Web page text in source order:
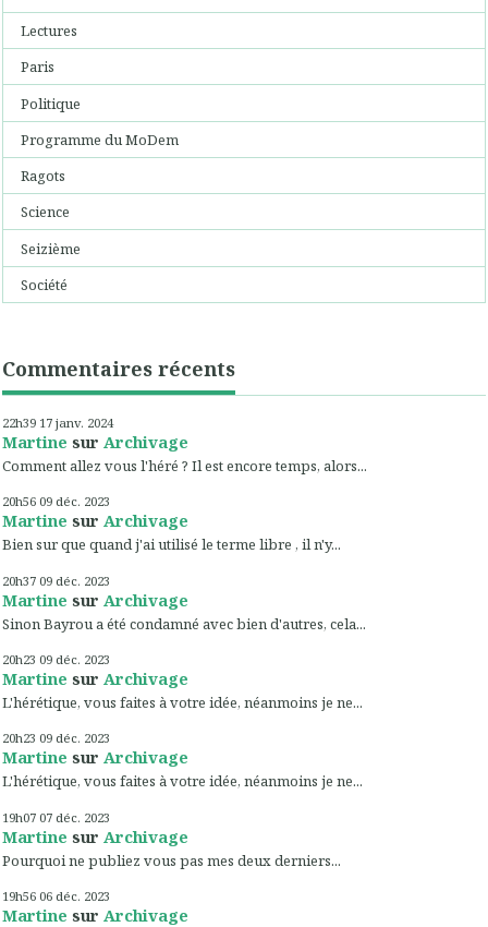
Lectures
Paris
Politique
Programme du MoDem
Ragots
Science
Seizième
Société
Commentaires récents
22h39 17 janv. 2024
Martine sur Archivage
Comment allez vous l'héré ? Il est encore temps, alors...
20h56 09 déc. 2023
Martine sur Archivage
Bien sur que quand j'ai utilisé le terme libre , il n'y...
20h37 09 déc. 2023
Martine sur Archivage
Sinon Bayrou a été condamné avec bien d'autres, cela...
20h23 09 déc. 2023
Martine sur Archivage
L'hérétique, vous faites à votre idée, néanmoins je ne...
20h23 09 déc. 2023
Martine sur Archivage
L'hérétique, vous faites à votre idée, néanmoins je ne...
19h07 07 déc. 2023
Martine sur Archivage
Pourquoi ne publiez vous pas mes deux derniers...
19h56 06 déc. 2023
Martine sur Archivage